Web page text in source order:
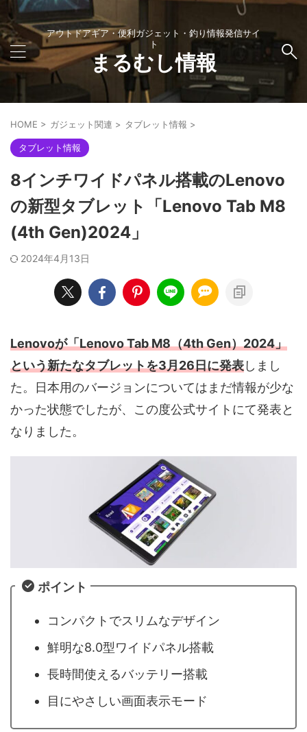
アウトドアギア・便利ガジェット・釣り情報発信サイ
ト
まるむし情報
HOME > ガジェット関連 > タブレット情報 >
タブレット情報
8インチワイドパネル搭載のLenovo
の新型タブレット「Lenovo Tab M8
(4th Gen)2024」
2024年4月13日
Lenovoが「Lenovo Tab M8（4th Gen）2024」
という新たなタブレットを3月26日に発表しまし
た。日本用のバージョンについてはまだ情報が少な
かった状態でしたが、この度公式サイトにて発表と
なりました。
ポイント
コンパクトでスリムなデザイン
鮮明な8.0型ワイドパネル搭載
長時間使えるバッテリー搭載
目にやさしい画面表示モード